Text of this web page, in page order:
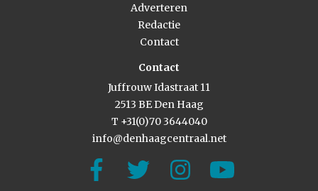
Adverteren
Redactie
Contact
Contact
Juffrouw Idastraat 11
2513 BE Den Haag
T +31(0)70 3644040
info@denhaagcentraal.net